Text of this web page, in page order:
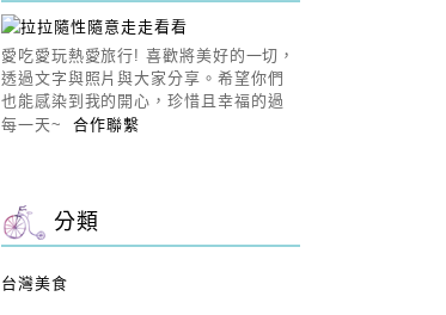
愛吃愛玩熱愛旅行! 喜歡將美好的一切，
透過文字與照片與大家分享。希望你們
也能感染到我的開心，珍惜且幸福的過
每一天~合作聯繫
分類
台灣美食